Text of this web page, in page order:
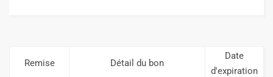
Remise Détail du bon
Date
d'expiration